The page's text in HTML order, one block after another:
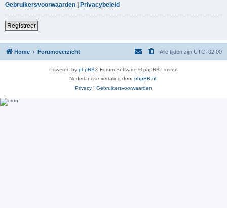
Gebruikersvoorwaarden | Privacybeleid
Registreer
Home Forumoverzicht Alle tijden zijn UTC+02:00
Powered by phpBB® Forum Software © phpBB Limited
Nederlandse vertaling doorphpBB.nl
Privacy | Gebruikersvoorwaarden